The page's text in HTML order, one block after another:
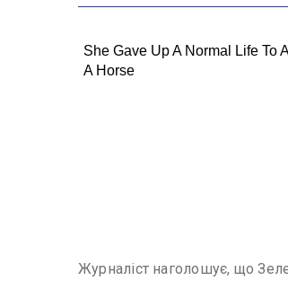
Журналіст наголошує, що